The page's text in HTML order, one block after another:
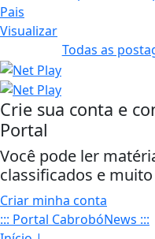
Visualizar
Todas as
Crie sua conta e
Portal
Você pode ler
classificados e
Criar minha conta
::: Portal CabrobóNews :::